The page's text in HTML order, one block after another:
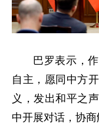
巴罗表示，
自主，愿同中方
义，发出和平之
中开展对话，协商